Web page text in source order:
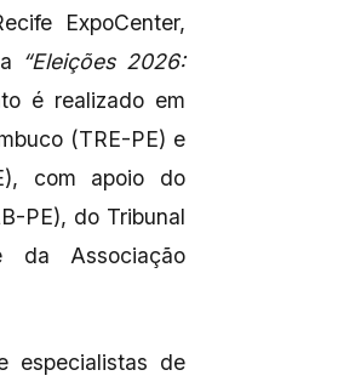
ExpoCenter,
“Eleições 2026:
é realizado em
(TRE-PE) e
com apoio do
PE), do Tribunal
da Associação
especialistas de